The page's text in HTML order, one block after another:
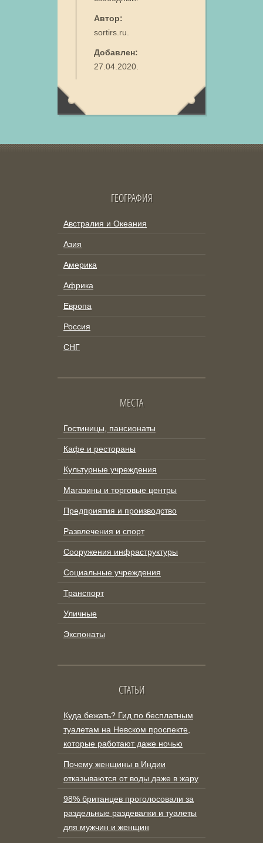
Автор:
sortirs.ru.
Добавлен:
27.04.2020.
ГЕОГРАФИЯ
Австралия и Океания
Азия
Америка
Африка
Европа
Россия
СНГ
МЕСТА
Гостиницы, пансионаты
Кафе и рестораны
Культурные учреждения
Магазины и торговые центры
Предприятия и производство
Развлечения и спорт
Сооружения инфраструктуры
Социальные учреждения
Транспорт
Уличные
Экспонаты
СТАТЬИ
Куда бежать? Гид по бесплатным
туалетам на Невском проспекте,
которые работают даже ночью
Почему женщины в Индии
отказываются от воды даже в жару
98% британцев проголосовали за
раздельные раздевалки и туалеты
для мужчин и женщин